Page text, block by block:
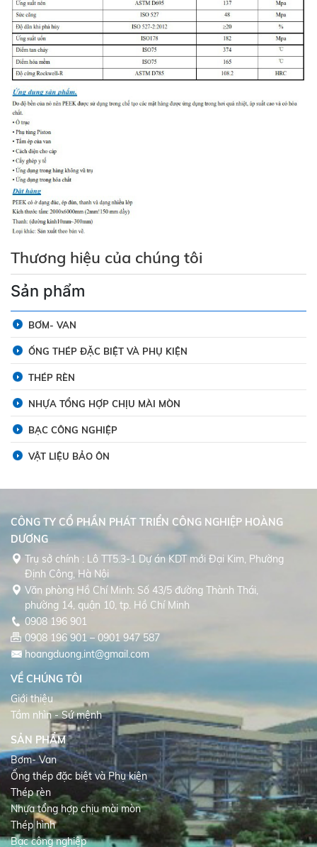
Thương hiệu của chúng tôi
Sản phẩm
BƠM- VAN
ỐNG THÉP ĐẶC BIỆT VÀ PHỤ KIỆN
THÉP RÈN
NHỰA TỔNG HỢP CHỊU MÀI MÒN
BẠC CÔNG NGHIỆP
VẬT LIỆU BẢO ÔN
CÔNG TY CỔ PHẦN PHÁT TRIỂN CÔNG NGHIỆP HOÀNG
DƯƠNG
Trụ sở chính : Lô TT5.3-1 Dự án KDT mới Đại Kim, Phường
Định Công, Hà Nội
Văn phòng Hồ Chí Minh: Số 43/5 đường Thành Thái,
phường 14, quận 10, tp. Hồ Chí Minh
0908 196 901
0908 196 901 – 0901 947 587
hoangduong.int@gmail.com
VỀ CHÚNG TÔI
Giới thiệu
Tầm nhìn - Sứ mệnh
SẢN PHẨM
Bơm- Van
Ống thép đặc biệt và Phụ kiện
Thép rèn
Nhựa tổng hợp chịu mài mòn
Thép hình
Bạc công nghiệp